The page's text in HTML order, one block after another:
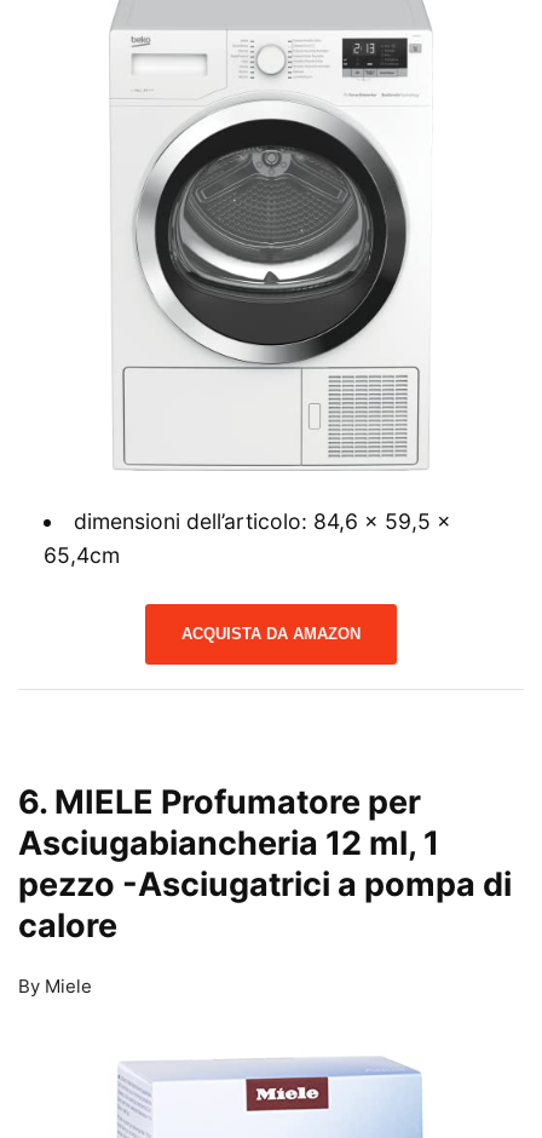
dimensioni dell’articolo: 84,6 x 59,5 x
65,4cm
ACQUISTA DA AMAZON
6. MIELE Profumatore per
Asciugabiancheria 12 ml, 1
pezzo -Asciugatrici a pompa di
calore
By Miele